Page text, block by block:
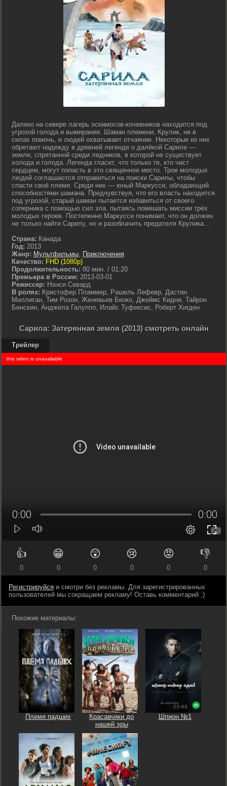
Далеко на севере лагерь эскимосов-кочевников находится под
угрозой голода и вымирания. Шаман племени, Крулик, не в
силах помочь, и людей охватывает отчаяние. Некоторые из них
обретают надежду в древней легенде о далёкой Сариле —
земле, спрятанной среди ледников, в которой не существует
холода и голода. Легенда гласит, что только те, кто чист
сердцем, могут попасть в это священное место. Трое молодых
людей соглашаются отправиться на поиски Сарилы, чтобы
спасти своё племя. Среди них — юный Маркусси, обладающий
способностями шамана. Предчувствуя, что его власть находится
под угрозой, старый шаман пытается избавиться от своего
соперника с помощью сил зла, пытаясь помешать миссии трёх
молодых героев. Постепенно Маркусси понимает, что он должен
не только найти Сарилу, но и разоблачить предателя Крулика…
Страна: Канада
Год: 2013
Жанр: Мультфильмы, Приключения
Качество: FHD (1080p)
Продолжительность: 80 мин. / 01:20
Премьера в России: 2013-03-01
Режиссер: Нэнси Севард
В ролях: Кристофер Пламмер, Рашель Лефевр, Дастин
Миллиган, Тим Розон, Женевьев Бюжо, Джеймс Кидни, Тайрон
Бенскин, Анджела Галуппо, Илайс Туфексис, Роберт Хигден
Сарила: Затерянная земля (2013) смотреть онлайн
Трейлер
👍
0
😁
0
😲
0
😢
0
😡
0
👎
0
Регистрируйся и смотри без рекламы. Для зарегистрированных
пользователей мы сокращаем рекламу! Оставь комментарий ;)
Похожие материалы:
Племя падших
Красавчики до
нашей эры
Шпион №1